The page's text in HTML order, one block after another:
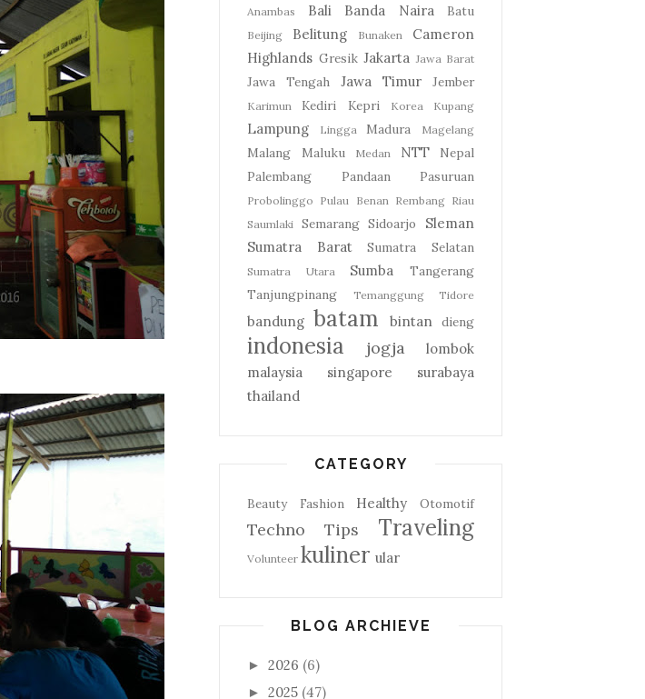
Anambas Bali Banda Naira Batu
Beijing Belitung Bunaken
Cameron
Highlands Gresik Jakarta Jawa Barat
Jawa Tengah Jawa Timur Jember
Karimun Kediri Kepri Korea Kupang
Lampung Lingga Madura Magelang
Malang Maluku Medan NTT
Nepal
Palembang
Pandaan Pasuruan
Probolinggo Pulau Benan Rembang Riau
Saumlaki Semarang Sidoarjo
Sleman
Sumatra Barat
Sumatra Selatan
Sumatra Utara Sumba
Tangerang
Tanjungpinang
Temanggung Tidore
bandung batam bintan dieng
indonesia jogja
lombok
malaysia
singapore
surabaya
thailand
CATEGORY
Beauty Fashion Healthy Otomotif
Techno Tips Traveling
Volunteer kuliner ular
BLOG ARCHIEVE
► 2026 (6)
► 2025 (47)